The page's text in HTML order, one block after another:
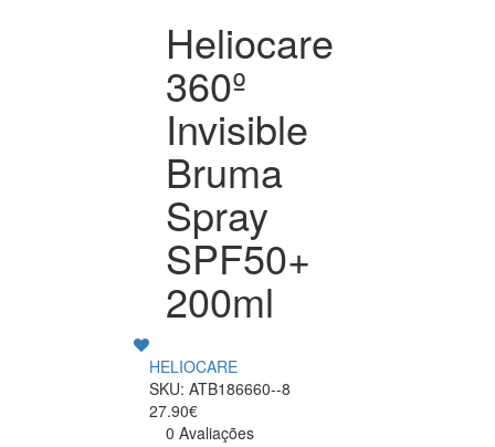
Heliocare
360º
Invisible
Bruma
Spray
SPF50+
200ml
HELIOCARE
SKU: ATB186660--8
27.90€
0 Avaliações